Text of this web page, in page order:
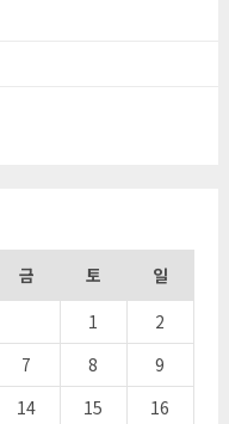
금 토
일
1
2
7 8
9
14 15
16